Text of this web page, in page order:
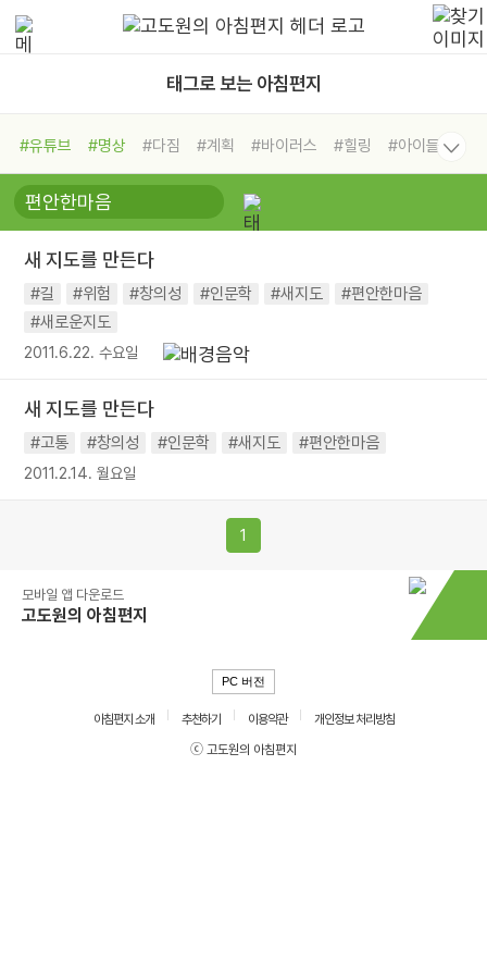
태그로 보는 아침편지
#유튜브 #명상 #다짐 #계획 #바이러스 #힐링
#아이들
#비전캠프
#독서캠프 #삶
#희망
#나눔 #친구 #링컨학교
#독서
#건강 #면역력
새 지도를 만든다
#길 #위험 #창의성 #인문학 #새지도
#편안한마음
#새로운지도
2011.6.22. 수요일
새 지도를 만든다
#고통 #창의성 #인문학 #새지도 #편안한마음
2011.2.14. 월요일
1
모바일 앱 다운로드
고도원의 아침편지
PC 버전
아침편지 소개 추천하기 이용약관
개인정보 처리방침
ⓒ 고도원의 아침편지